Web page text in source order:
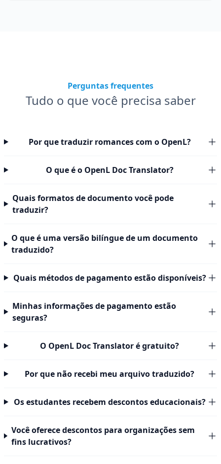
Perguntas frequentes
Tudo o que você precisa saber
Por que traduzir romances com o OpenL?
O que é o OpenL Doc Translator?
Quais formatos de documento você pode
traduzir?
O que é uma versão bilíngue de um documento
traduzido?
Quais métodos de pagamento estão disponíveis?
Minhas informações de pagamento estão
seguras?
O OpenL Doc Translator é gratuito?
Por que não recebi meu arquivo traduzido?
Os estudantes recebem descontos educacionais?
Você oferece descontos para organizações sem
fins lucrativos?